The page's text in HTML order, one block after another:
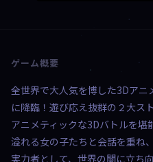
ゲーム概要
全世界で大人気を博した3Dア
に降臨！遊び応え抜群の２大ス
アニメティックな3Dバトルを
溢れる女の子たちと会話を重ね
実力者として、世界の闇に立ち